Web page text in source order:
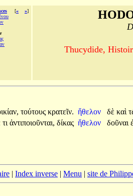
[« »]
Thucydide,
τούτους κρατεῖν. ἤθελον δὲ καὶ
τι ἀντιποιοῦνται, δίκας ἤθελον δοῦναι
| Index inverse | Menu | site de